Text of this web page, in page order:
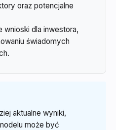
oraz potencjalne
wnioski dla inwestora,
świadomych
aktualne wyniki,
może być